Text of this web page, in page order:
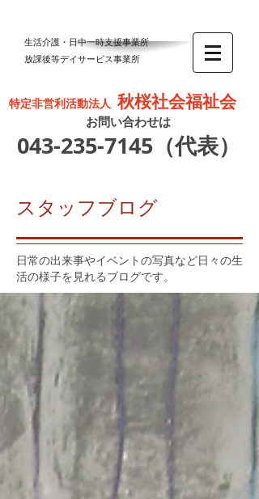
生活介護・日中一時支援事業所
放課後等デイサービス事業所
特定非営利活動法人 秋桜社会福祉会
お問い合わせは
043-235-7145 （代表）
スタッフブログ
日常の出来事やイベントの写真など日々の生
活の様子を見れるブログです。